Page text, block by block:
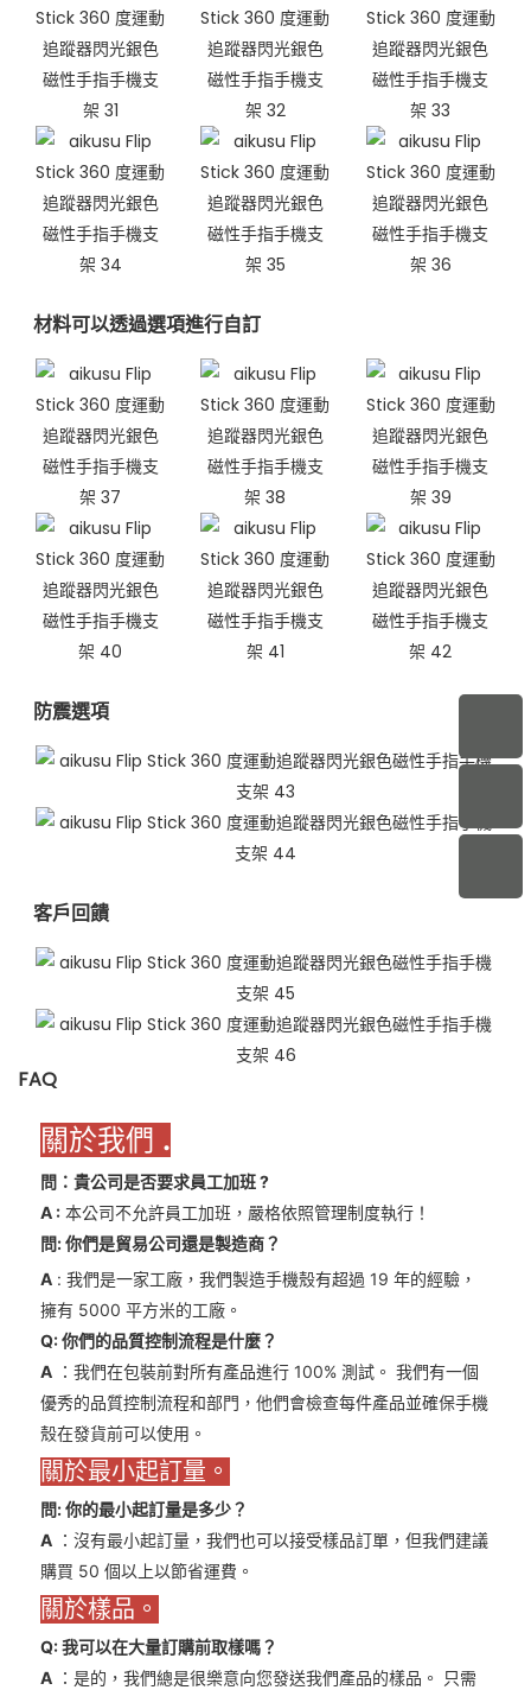
材料可以透過選項進行自訂
防震選項
客戶回饋
FAQ
關於我們 .
問：貴公司是否要求員工加班?
A : 本公司不允許員工加班，嚴格依照管理制度執行！
問: 你們是貿易公司還是製造商？
A : 我們是一家工廠，我們製造手機殼有超過 19 年的經驗，
擁有 5000 平方米的工廠。
Q: 你們的品質控制流程是什麼？
A ：我們在包裝前對所有產品進行 100% 測試。 我們有一個
優秀的品質控制流程和部門，他們會檢查每件產品並確保手機
殼在發貨前可以使用。
關於最小起訂量。
問: 你的最小起訂量是多少？
A ：沒有最小起訂量，我們也可以接受樣品訂單，但我們建議
購買 50 個以上以節省運費。
關於樣品。
Q: 我可以在大量訂購前取樣嗎？
A ：是的，我們總是很樂意向您發送我們產品的樣品。 只需